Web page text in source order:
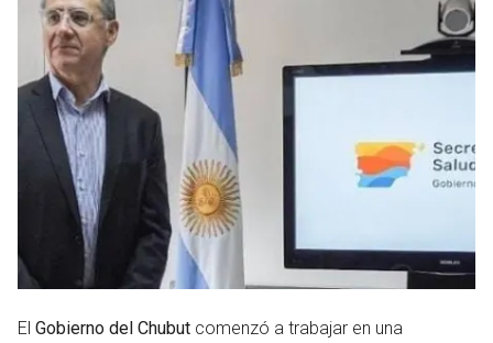
El Gobierno del Chubut comenzó a trabajar en una